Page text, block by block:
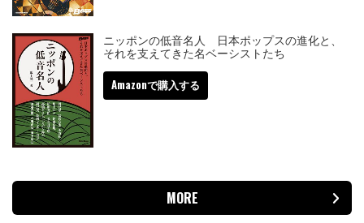
ニッポンの低音名人 日本ポップスの進化と、
それを支えてきた名ベーシストたち
Amazonで購入する
MORE